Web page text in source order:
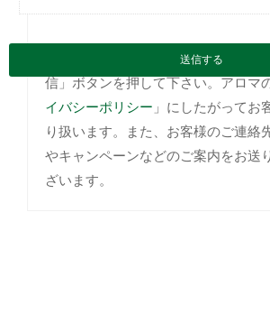
をお読みいただき、同意さ
信」ボタンを押して下さい。アロマ
イバシーポリシー 」にしたがってお
り扱います。また、お客様のご連絡
やキャンペーンなどのご案内をお送
ざいます。